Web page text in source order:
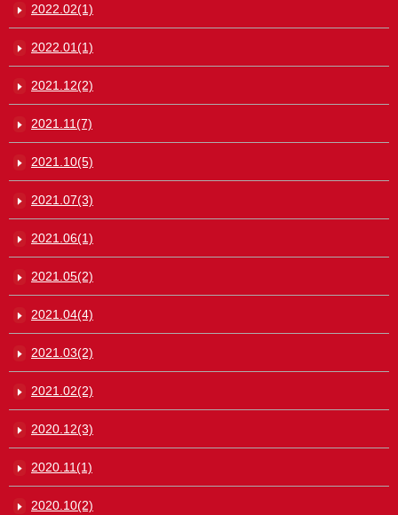
2022.02(1)
2022.01(1)
2021.12(2)
2021.11(7)
2021.10(5)
2021.07(3)
2021.06(1)
2021.05(2)
2021.04(4)
2021.03(2)
2021.02(2)
2020.12(3)
2020.11(1)
2020.10(2)